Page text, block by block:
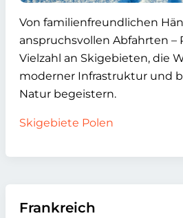
Von familienfreundlichen
anspruchsvollen Abfahrten –
Vielzahl an Skigebieten, die
moderner Infrastruktur und
Natur begeistern.
Skigebiete Polen
Frankreich